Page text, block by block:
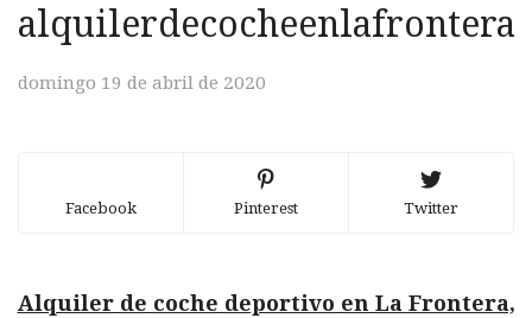
alquilerdecocheenlafrontera
domingo 19 de abril de 2020
Facebook Pinterest Twitter
Alquiler de coche deportivo en La Frontera,